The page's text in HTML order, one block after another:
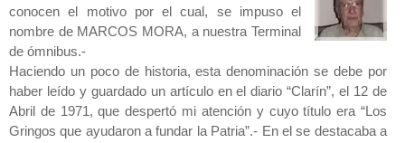
conocen el motivo por el cual, se impuso el
nombre de MARCOS MORA, a nuestra Terminal
de ómnibus.-
Haciendo un poco de historia, esta denominación se debe por
haber leído y guardado un artículo en el diario “Clarín”, el 12 de
Abril de 1971, que despertó mi atención y cuyo título era “Los
Gringos que ayudaron a fundar la Patria”.- En el se destacaba a